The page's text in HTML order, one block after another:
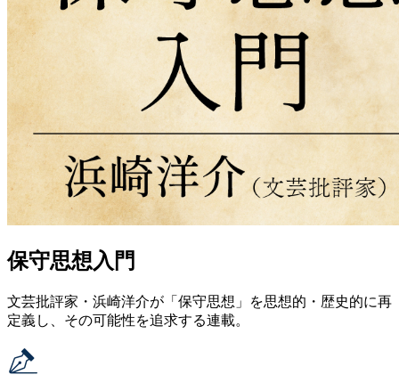
保守思想入門
文芸批評家・浜崎洋介が「保守思想」を思想的・歴史的に再
定義し、その可能性を追求する連載。